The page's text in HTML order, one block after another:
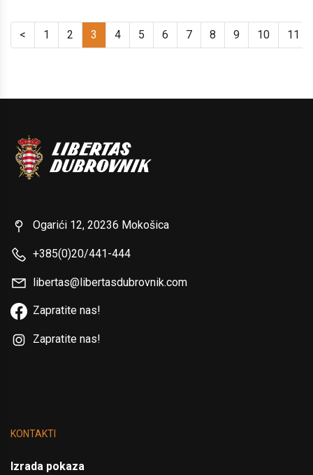
< 1 2 3 4 5 6 7 8 9 10 11
Ogarići 12, 20236 Mokošica
+385(0)20/441-444
libertas@libertasdubrovnik.com
Zapratite nas!
Zapratite nas!
KONTAKTI
Izrada pokaza